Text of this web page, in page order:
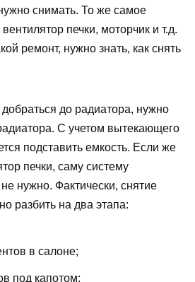
снимать. То же самое
печки, моторчик и т.д.
ремонт, нужно знать, как снять
до радиатора, нужно
С учетом вытекающего
подставить емкость. Если же
печки, саму систему
нужно. Фактически, снятие
разбить на два этапа:
в салоне;
под капотом;